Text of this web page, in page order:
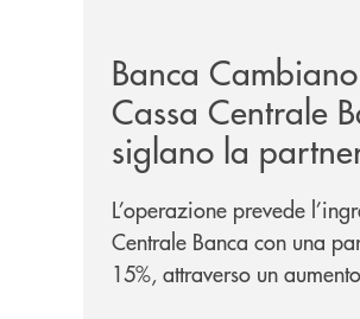
Banca
Cassa Centrale
siglano la
strategica
L’operazione prevede
Centrale Banca con una
15%, attraverso un